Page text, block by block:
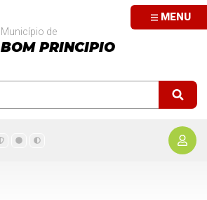
MENU
Município de
BOM PRINCIPIO